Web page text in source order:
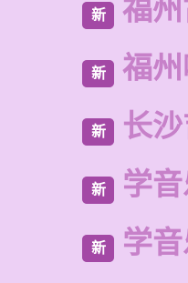
新 福
新 福
新 长沙
新 学
新 学